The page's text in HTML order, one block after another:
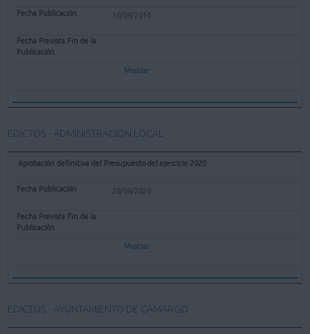
10/08/2010
Mostrar
EDICTOS - ADMINISTRACION LOCAL
Aprobación definitiva del Presupuesto del ejercicio 2020
28/08/2020
Mostrar
EDICTOS - AYUNTAMIENTO DE CAMARGO